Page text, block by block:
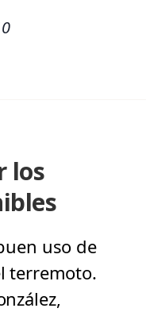
los
uso de
terremoto.